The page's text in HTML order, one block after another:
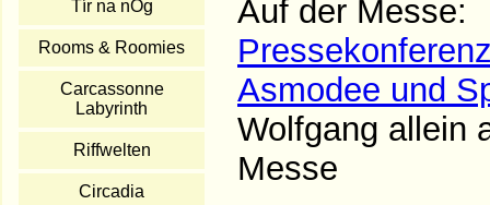
Tír na nÓg
Rooms & Roomies
Carcassonne
Labyrinth
Riffwelten
Circadia
Auf der Messe:
Asmodee und
Wolfgang allein
Messe